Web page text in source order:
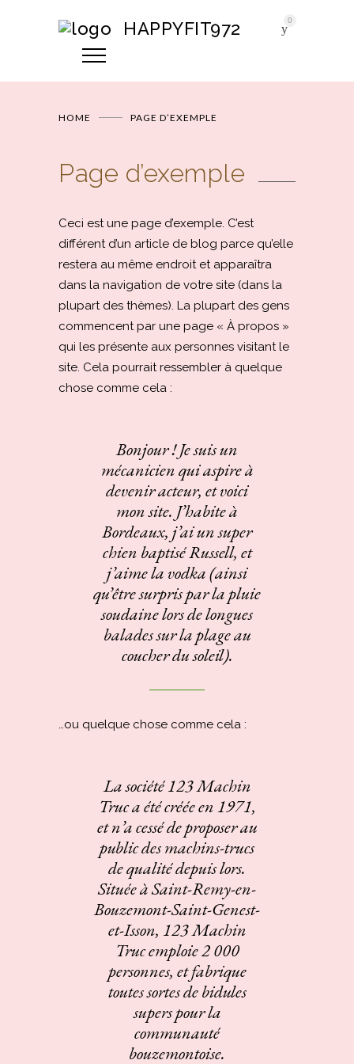
HAPPYFIT972 0
HOME PAGE D’EXEMPLE
Page d’exemple
Ceci est une page d’exemple. C’est
différent d’un article de blog parce qu’elle
restera au même endroit et apparaîtra
dans la navigation de votre site (dans la
plupart des thèmes). La plupart des gens
commencent par une page « À propos »
qui les présente aux personnes visitant le
site. Cela pourrait ressembler à quelque
chose comme cela :
Bonjour ! Je suis un
mécanicien qui aspire à
devenir acteur, et voici
mon site. J’habite à
Bordeaux, j’ai un super
chien baptisé Russell, et
j’aime la vodka (ainsi
qu’être surpris par la pluie
soudaine lors de longues
balades sur la plage au
coucher du soleil).
…ou quelque chose comme cela :
La société 123 Machin
Truc a été créée en 1971,
et n’a cessé de proposer au
public des machins-trucs
de qualité depuis lors.
Située à Saint-Remy-en-
Bouzemont-Saint-Genest-
et-Isson, 123 Machin
Truc emploie 2 000
personnes, et fabrique
toutes sortes de bidules
supers pour la
communauté
bouzemontoise.